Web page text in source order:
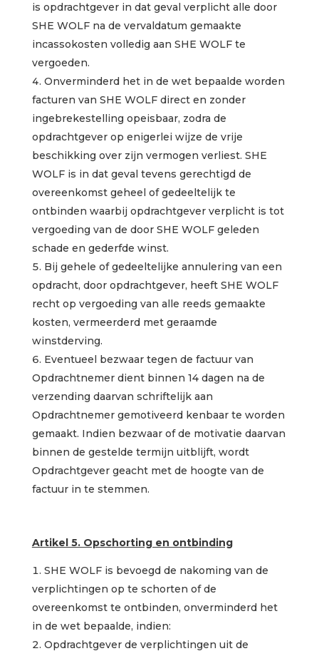
is opdrachtgever in dat geval verplicht alle door
SHE WOLF na de vervaldatum gemaakte
incassokosten volledig aan SHE WOLF te
vergoeden.
Onverminderd het in de wet bepaalde worden
facturen van SHE WOLF direct en zonder
ingebrekestelling opeisbaar, zodra de
opdrachtgever op enigerlei wijze de vrije
beschikking over zijn vermogen verliest. SHE
WOLF is in dat geval tevens gerechtigd de
overeenkomst geheel of gedeeltelijk te
ontbinden waarbij opdrachtgever verplicht is tot
vergoeding van de door SHE WOLF geleden
schade en gederfde winst.
Bij gehele of gedeeltelijke annulering van een
opdracht, door opdrachtgever, heeft SHE WOLF
recht op vergoeding van alle reeds gemaakte
kosten, vermeerderd met geraamde
winstderving.
Eventueel bezwaar tegen de factuur van
Opdrachtnemer dient binnen 14 dagen na de
verzending daarvan schriftelijk aan
Opdrachtnemer gemotiveerd kenbaar te worden
gemaakt. Indien bezwaar of de motivatie daarvan
binnen de gestelde termijn uitblijft, wordt
Opdrachtgever geacht met de hoogte van de
factuur in te stemmen.
Artikel 5. Opschorting en ontbinding
SHE WOLF is bevoegd de nakoming van de
verplichtingen op te schorten of de
overeenkomst te ontbinden, onverminderd het
in de wet bepaalde, indien:
Opdrachtgever de verplichtingen uit de